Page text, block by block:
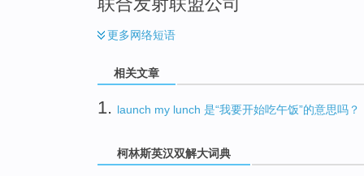
更多网络短语
相关文章
1. launch my lunch 是“我要开始吃午饭”的意思吗？
柯林斯英汉双解大词典